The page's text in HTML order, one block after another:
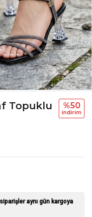
Topuklu
%50
i̇ndi̇ri̇m
aynı gün kargoya